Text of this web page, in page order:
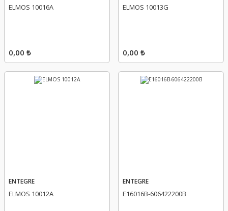
ELMOS 10016A
0,00 ₺
ELMOS 10013G
0,00 ₺
ENTEGRE
ELMOS 10012A
ENTEGRE
E16016B-606422200B